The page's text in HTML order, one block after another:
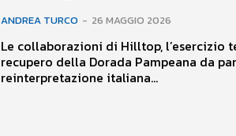
ANDREA TURCO - 26 MAGGIO 2026
Le collaborazioni di Hilltop, l’esercizio
recupero della Dorada Pampeana da
reinterpretazione italiana...